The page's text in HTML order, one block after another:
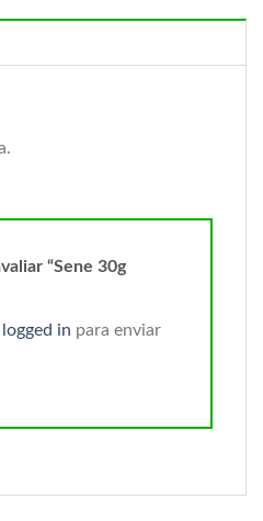
“Sene 30g
logged in para enviar